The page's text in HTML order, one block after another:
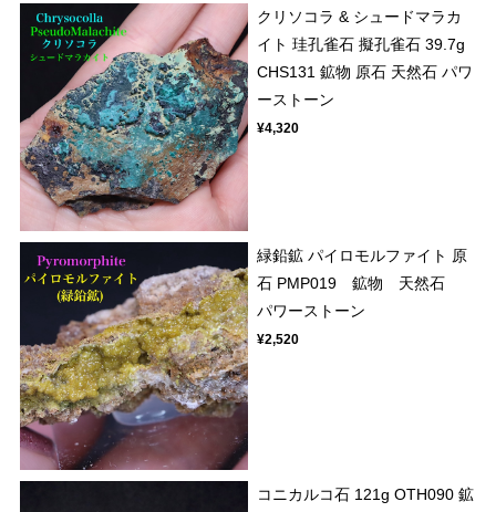
クリソコラ & シュードマラカ
イト 珪孔雀石 擬孔雀石 39.7g
CHS131 鉱物 原石 天然石 パワ
ーストーン
¥4,320
緑鉛鉱 パイロモルファイト 原
石 PMP019 鉱物 天然石
パワーストーン
¥2,520
コニカルコ石 121g OTH090 鉱